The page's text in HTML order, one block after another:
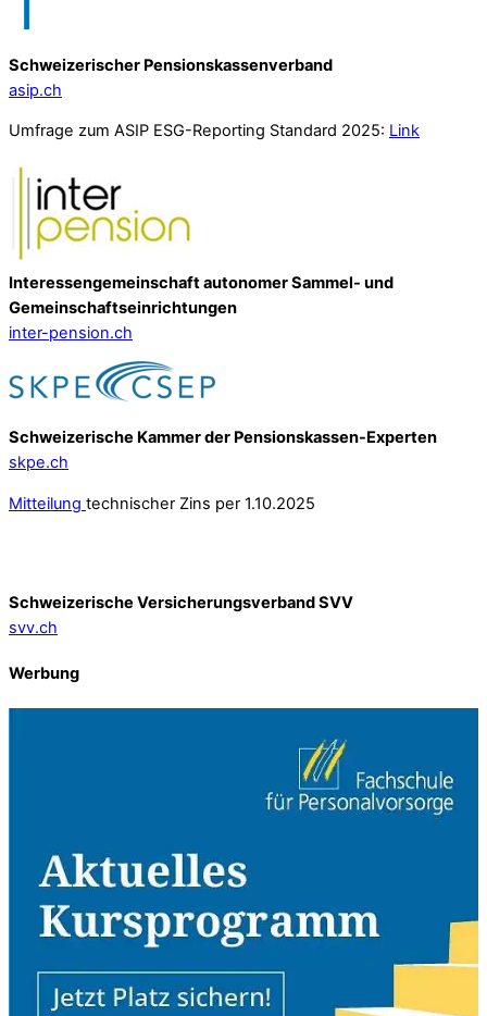
Schweizerischer Pensionskassenverband
asip.ch
Umfrage zum ASIP ESG-Reporting Standard 2025: Link
Interessengemeinschaft autonomer Sammel- und
Gemeinschafts­einrichtungen
inter-pension.ch
Schweizerische Kammer der Pensionskassen-Experten
skpe.ch
Mitteilung technischer Zins per 1.10.2025
Schweizerische Versicherungsverband SVV
svv.ch
Werbung